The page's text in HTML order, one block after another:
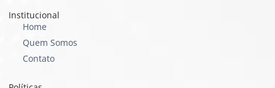
Institucional
Home
Quem Somos
Contato